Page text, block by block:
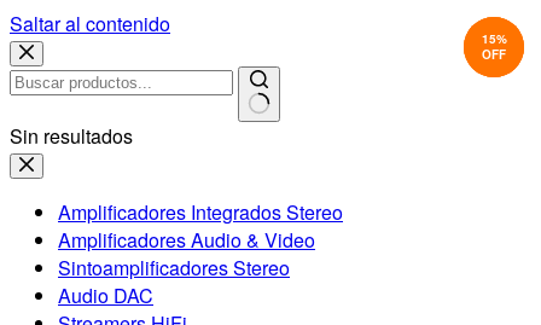
Saltar al contenido
Sin resultados
Amplificadores Integrados Stereo
Amplificadores Audio & Video
Sintoamplificadores Stereo
Audio DAC
14%
OFF
20%
OFF
15%
OFF